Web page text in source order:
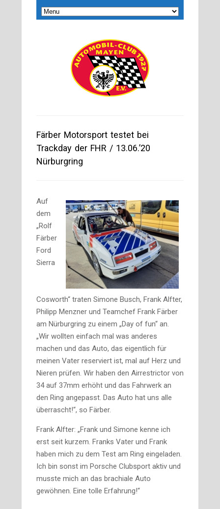
Färber Motorsport testet bei
Trackday der FHR / 13.06.’20
Nürburgring
Auf
dem
„Rolf
Färber
Ford
Sierra
Cosworth“ traten Simone Busch, Frank Alfter,
Philipp Menzner und Teamchef Frank Färber
am Nürburgring zu einem „Day of fun“ an.
„Wir wollten einfach mal was anderes
machen und das Auto, das eigentlich für
meinen Vater reserviert ist, mal auf Herz und
Nieren prüfen. Wir haben den Airrestrictor von
34 auf 37mm erhöht und das Fahrwerk an
den Ring angepasst. Das Auto hat uns alle
überrascht!“, so Färber.
Frank Alfter: „Frank und Simone kenne ich
erst seit kurzem. Franks Vater und Frank
haben mich zu dem Test am Ring eingeladen.
Ich bin sonst im Porsche Clubsport aktiv und
musste mich an das brachiale Auto
gewöhnen. Eine tolle Erfahrung!“